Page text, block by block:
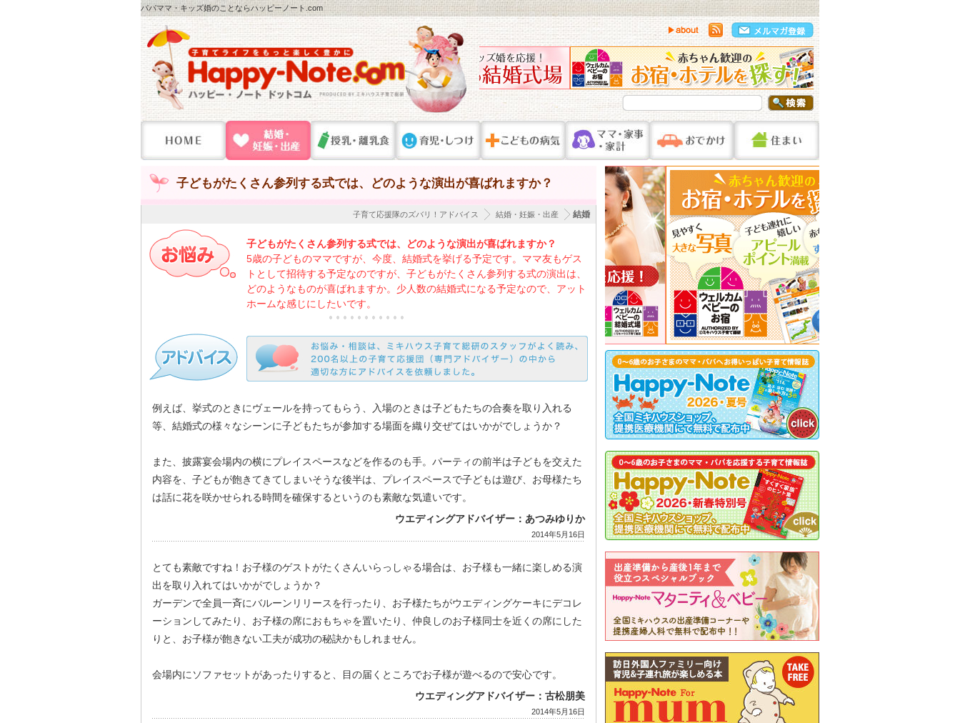
パパママ・キッズ婚のことならハッピーノート.com
子どもがたくさん参列する式では、どのような演出が喜ばれますか？
結婚
結婚・妊娠・出産
子育て応援隊のズバリ！アドバイス
子どもがたくさん参列する式では、どのような演出が喜ばれますか？
5歳の子どものママですが、今度、結婚式を挙げる予定です。ママ友もゲス
トとして招待する予定なのですが、子どもがたくさん参列する式の演出は、
どのようなものが喜ばれますか。少人数の結婚式になる予定なので、アット
ホームな感じにしたいです。
例えば、挙式のときにヴェールを持ってもらう、入場のときは子どもたちの合奏を取り入れる
等、結婚式の様々なシーンに子どもたちが参加する場面を織り交ぜてはいかがでしょうか？
また、披露宴会場内の横にプレイスペースなどを作るのも手。パーティの前半は子どもを交えた
内容を、子どもが飽きてきてしまいそうな後半は、プレイスペースで子どもは遊び、お母様たち
は話に花を咲かせられる時間を確保するというのも素敵な気遣いです。
ウエディングアドバイザー：あつみゆりか
2014年5月16日
とても素敵ですね！お子様のゲストがたくさんいらっしゃる場合は、お子様も一緒に楽しめる演
出を取り入れてはいかがでしょうか？
ガーデンで全員一斉にバルーンリリースを行ったり、お子様たちがウエディングケーキにデコレ
ーションしてみたり、お子様の席におもちゃを置いたり、仲良しのお子様同士を近くの席にした
りと、お子様が飽きない工夫が成功の秘訣かもしれません。
会場内にソファセットがあったりすると、目の届くところでお子様が遊べるので安心です。
ウエディングアドバイザー：古松朋美
2014年5月16日